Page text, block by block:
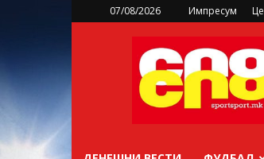
07/08/2026 Импресум
sportsport.mk